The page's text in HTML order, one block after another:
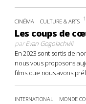
CINÉMA CULTURE & ARTS
Les coups de
parEvan Gogolachvili
En 2023 sont sortis de
nous vous proposons
films que nous avons
INTERNATIONAL MONDE